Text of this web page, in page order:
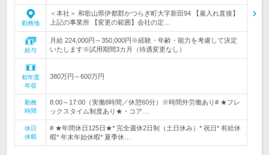
勤務地
＜本社＞ 和歌山県伊都郡かつらぎ町大字新田94 【雇入れ直後】
上記の事業所 【変更の範囲】会社の定…
給与
月給 224,000円～350,000円※経験・年齢・能力を考慮して決定
いたします※試用期間3カ月（待遇変更なし）
初年度
年収
380万円～600万円
勤務
時間
8:00～17:00（実働8時間／休憩60分）※時間外労働あり# ★フレ
ックスタイム制度あり★・コア…
休日
休暇
# ★年間休日125日★* 完全週休2日制（土日休み）* 祝日* 有給休
暇* 年末年始休暇* 夏季休…